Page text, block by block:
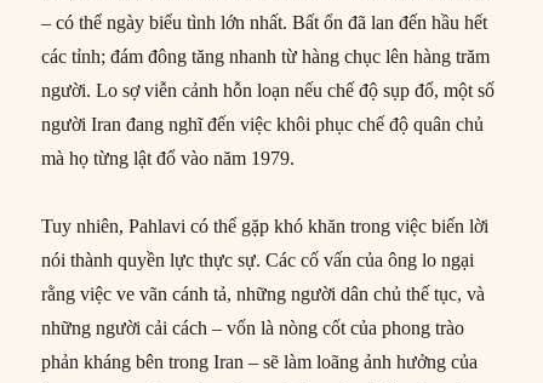
– có thể ngày biểu tình lớn nhất. Bất ổn đã lan đến hầu hết
các tỉnh; đám đông tăng nhanh từ hàng chục lên hàng trăm
người. Lo sợ viễn cảnh hỗn loạn nếu chế độ sụp đổ, một số
người Iran đang nghĩ đến việc khôi phục chế độ quân chủ
mà họ từng lật đổ vào năm 1979.
Tuy nhiên, Pahlavi có thể gặp khó khăn trong việc biến lời
nói thành quyền lực thực sự. Các cố vấn của ông lo ngại
rằng việc ve vãn cánh tả, những người dân chủ thế tục, và
những người cải cách – vốn là nòng cốt của phong trào
phản kháng bên trong Iran – sẽ làm loãng ảnh hưởng của